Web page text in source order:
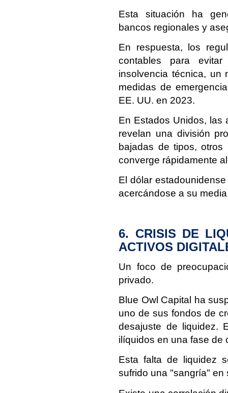
Esta situación ha
bancos regionales y
En respuesta, los
contables para
insolvencia técnica, un
medidas de
EE. UU. en 2023.
En Estados Unidos, las
revelan una división
bajadas de tipos,
converge rápidamente
El dólar
acercándose a su
6. CRISIS DE
ACTIVOS
Un foco de
privado.
Blue Owl Capital ha
uno de sus fondos de
desajuste de liquidez.
ilíquidos en una fase de
Esta falta de liquidez
sufrido una "sangría" en